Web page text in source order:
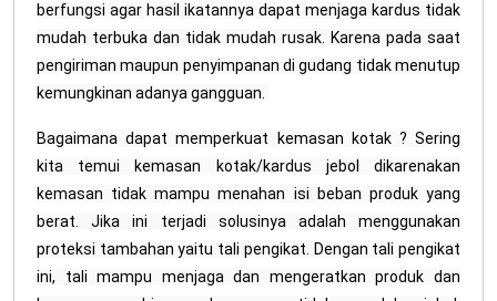
berfungsi agar hasil ikatannya dapat menjaga kardus tidak
mudah terbuka dan tidak mudah rusak. Karena pada saat
pengiriman maupun penyimpanan di gudang tidak menutup
kemungkinan adanya gangguan.
Bagaimana dapat memperkuat kemasan kotak ? Sering
kita temui kemasan kotak/kardus jebol dikarenakan
kemasan tidak mampu menahan isi beban produk yang
berat. Jika ini terjadi solusinya adalah menggunakan
proteksi tambahan yaitu tali pengikat. Dengan tali pengikat
ini, tali mampu menjaga dan mengeratkan produk dan